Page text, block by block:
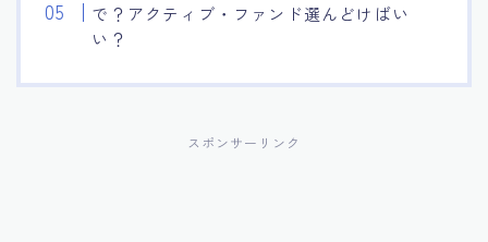
で？アクティブ・ファンド選んどけばい
い？
スポンサーリンク